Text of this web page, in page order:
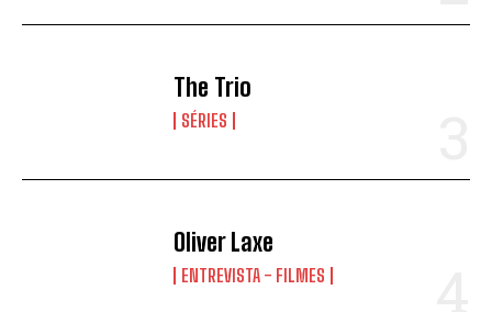
The Trio
SÉRIES
Oliver Laxe
ENTREVISTA - FILMES